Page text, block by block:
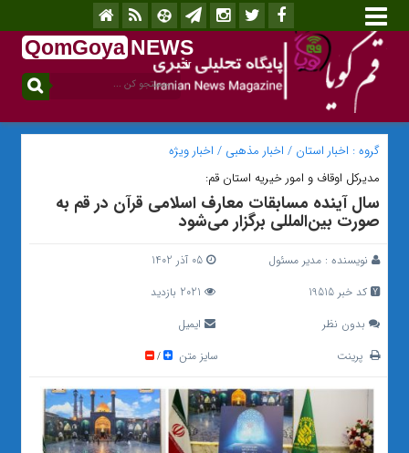
QomGoya NEWS
.ir
گروه : اخبار استان / اخبار مذهبی / اخبار ویژه
مدیرکل اوقاف و امور خیریه استان قم:
سال آینده مسابقات معارف اسلامی قرآن در قم به
صورت بین‌المللی برگزار می‌شود
نویسنده : مدیر مسئول
05 آذر 1402
کد خبر 19515
بدون نظر
ایمیل
پرینت
سایز متن /